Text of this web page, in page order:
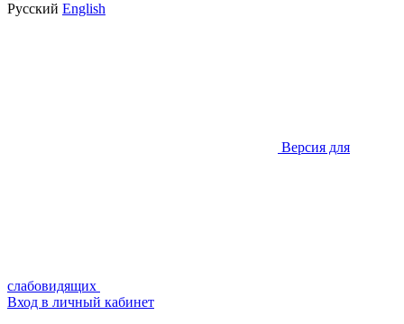
Русский English
Версия для
слабовидящих
Вход в личный кабинет